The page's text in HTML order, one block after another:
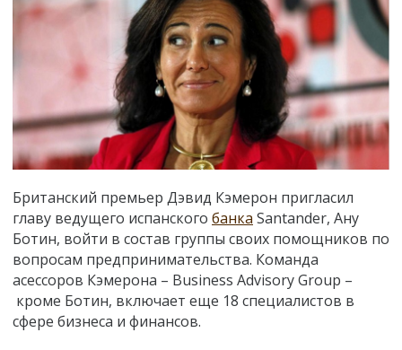
Британский премьер Дэвид Кэмерон пригласил
главу ведущего испанского банка Santander, Ану
Ботин, войти в состав группы своих помощников по
вопросам предпринимательства. Команда
асессоров Кэмерона – Business Advisory Group –
кроме Ботин, включает еще 18 специалистов в
сфере бизнеса и финансов.